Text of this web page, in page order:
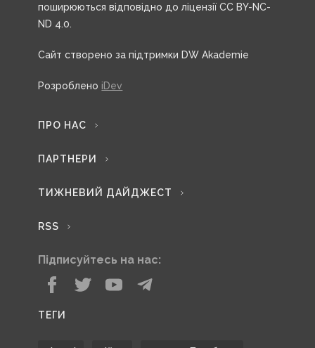
поширюються відповідно до ліцензії CC BY-NC-
ND 4.0.
Сайт створено за підтримки DW Akademie
Розроблено iDev
ПРО НАС
ПАРТНЕРИ
ТИЖНЕВИЙ ДАЙДЖЕСТ
RSS
Підписуйтесь на нас:
ТЕГИ